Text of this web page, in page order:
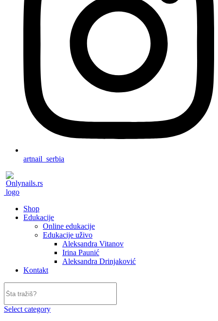
artnail_serbia
Shop
Edukacije
Online edukacije
Edukacije uživo
Aleksandra Vitanov
Irina Paunić
Aleksandra Drinjaković
Kontakt
Select category